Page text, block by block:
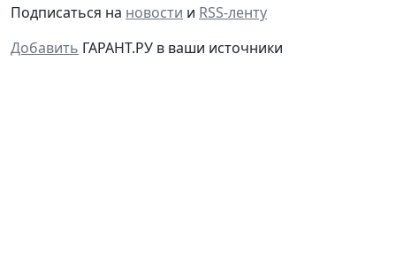
Подписаться на новости и RSS-ленту
Добавить ГАРАНТ.РУ в ваши источники